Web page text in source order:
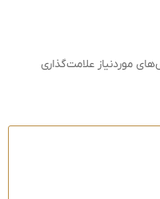
موردنیاز علامت‌گذاری